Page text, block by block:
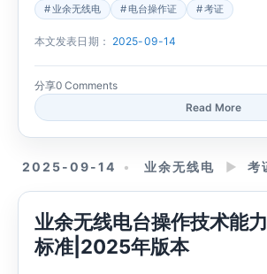
业余无线电 电台操作证 考证
本文发表日期： 2025-09-14
分享0 Comments
Read More
2025-09-14 业余无线电 ► 考
业余无线电台操作技术能
标准|2025年版本